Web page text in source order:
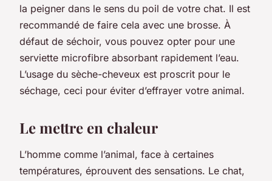
la peigner dans le sens du poil de votre chat. Il est
recommandé de faire cela avec une brosse. À
défaut de séchoir, vous pouvez opter pour une
serviette microfibre absorbant rapidement l’eau.
L’usage du sèche-cheveux est proscrit pour le
séchage, ceci pour éviter d’effrayer votre animal.
Le mettre en chaleur
L’homme comme l’animal, face à certaines
températures, éprouvent des sensations. Le chat,